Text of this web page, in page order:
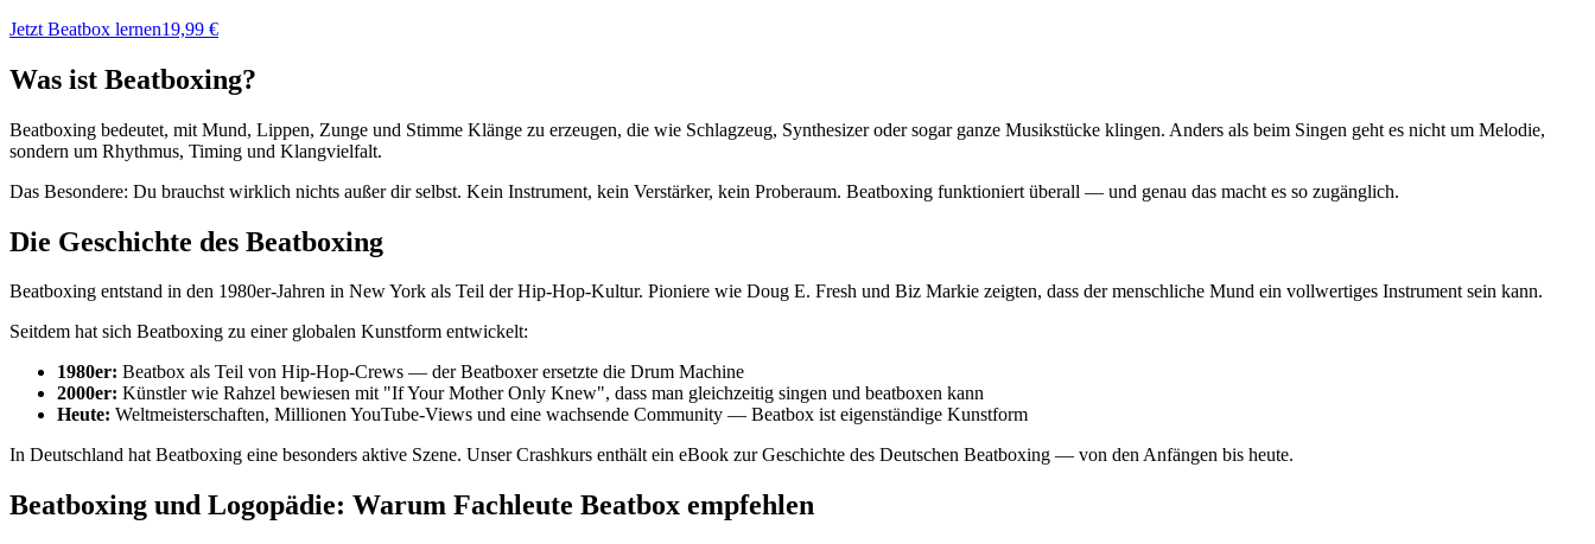
Jetzt Beatbox lernen19,99 €
Was ist Beatboxing?
Beatboxing bedeutet, mit Mund, Lippen, Zunge und Stimme Klänge zu erzeugen, die wie Schlagzeug, Synthesizer oder sogar ganze Musikstücke klingen. Anders als beim Singen geht es nicht um Melodie,
sondern um Rhythmus, Timing und Klangvielfalt.
Das Besondere: Du brauchst wirklich nichts außer dir selbst. Kein Instrument, kein Verstärker, kein Proberaum. Beatboxing funktioniert überall — und genau das macht es so zugänglich.
Die Geschichte des Beatboxing
Beatboxing entstand in den 1980er-Jahren in New York als Teil der Hip-Hop-Kultur. Pioniere wie Doug E. Fresh und Biz Markie zeigten, dass der menschliche Mund ein vollwertiges Instrument sein kann.
Seitdem hat sich Beatboxing zu einer globalen Kunstform entwickelt:
1980er: Beatbox als Teil von Hip-Hop-Crews — der Beatboxer ersetzte die Drum Machine
2000er: Künstler wie Rahzel bewiesen mit "If Your Mother Only Knew", dass man gleichzeitig singen und beatboxen kann
Heute: Weltmeisterschaften, Millionen YouTube-Views und eine wachsende Community — Beatbox ist eigenständige Kunstform
In Deutschland hat Beatboxing eine besonders aktive Szene. Unser Crashkurs enthält ein eBook zur Geschichte des Deutschen Beatboxing — von den Anfängen bis heute.
Beatboxing und Logopädie: Warum Fachleute Beatbox empfehlen